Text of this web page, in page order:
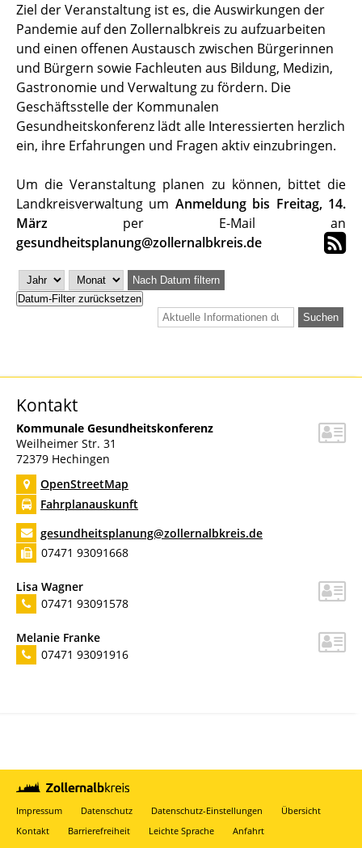
Kontakt
Kommunale Gesundheitskonferenz
Weilheimer Str. 31
72379 Hechingen
OpenStreetMap
Fahrplanauskunft
gesundheitsplanung@zollernalbkreis.de
07471 93091668
Lisa Wagner
07471 93091578
Melanie Franke
07471 93091916
Ziel der Veranstaltung ist es, die Auswirkungen der
Pandemie auf den Zollernalbkreis zu aufzuarbeiten
und einen offenen Austausch zwischen Bürgerinnen
und Bürgern sowie Fachleuten aus Bildung, Medizin,
Gastronomie und Verwaltung zu fördern. Die
Geschäftsstelle der Kommunalen
Gesundheitskonferenz lädt alle Interessierten herzlich
ein, ihre Erfahrungen und Fragen aktiv einzubringen.
Um die Veranstaltung planen zu können, bittet die
Landkreisverwaltung um Anmeldung bis Freitag, 14.
März per E-Mail an
gesundheitsplanung@zollernalbkreis.de
Nach Datum filtern
Datum-Filter zurücksetzen
Impressum Datenschutz Datenschutz-Einstellungen
Übersicht
Kontakt
Barrierefreiheit Leichte Sprache Anfahrt